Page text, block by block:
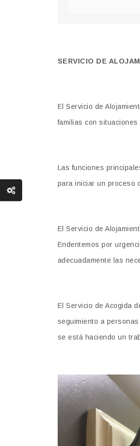
SERVICIO DE
El Servicio de
familias con
Las funciones
para iniciar un proceso
El Servicio de
Endentemos por
adecuadamente las
El Servicio de Acogida
seguimiento a
se está haciendo un